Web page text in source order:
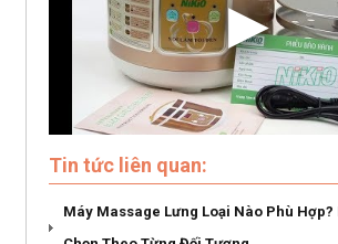
Tin tức liên quan:
Máy Massage Lưng Loại Nào Phù Hợp?